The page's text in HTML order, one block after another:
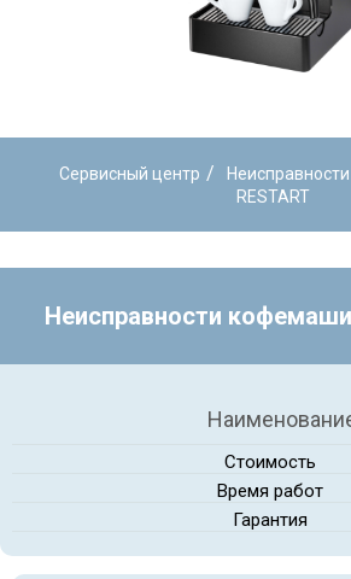
Сервисный центр /
RESTART
Неисправности
Стоимость
Время работ
Гарантия